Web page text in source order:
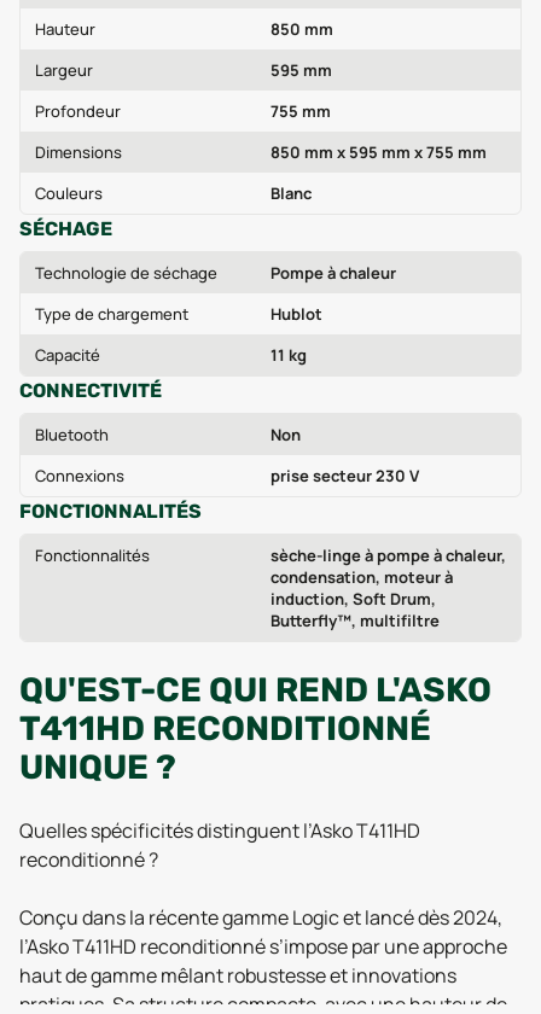
Hauteur
850 mm
Largeur
595 mm
Profondeur
755 mm
Dimensions
850 mm x 595 mm x 755 mm
Couleurs
Blanc
SÉCHAGE
Technologie de séchage
Pompe à chaleur
Type de chargement
Hublot
Capacité
11 kg
CONNECTIVITÉ
Bluetooth
Non
Connexions
prise secteur 230 V
FONCTIONNALITÉS
Fonctionnalités
sèche-linge à pompe à chaleur,
condensation, moteur à
induction, Soft Drum,
Butterfly™, multifiltre
QU'EST-CE QUI REND L'ASKO
T411HD RECONDITIONNÉ
UNIQUE ?
Quelles spécificités distinguent l’Asko T411HD
reconditionné ?
Conçu dans la récente gamme Logic et lancé dès 2024,
l’Asko T411HD reconditionné s’impose par une approche
haut de gamme mêlant robustesse et innovations
pratiques. Sa structure compacte, avec une hauteur de